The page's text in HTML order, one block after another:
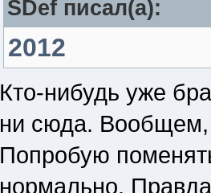
SDef писал(a):
2012
Кто-нибудь уже
ни сюда. Вообщем,
Попробую
нормально.